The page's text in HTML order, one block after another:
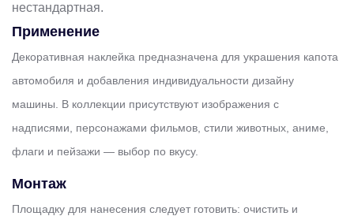
нестандартная.
Применение
Декоративная наклейка предназначена для украшения капота
автомобиля и добавления индивидуальности дизайну
машины. В коллекции присутствуют изображения с
надписями, персонажами фильмов, стили животных, аниме,
флаги и пейзажи — выбор по вкусу.
Монтаж
Площадку для нанесения следует готовить: очистить и